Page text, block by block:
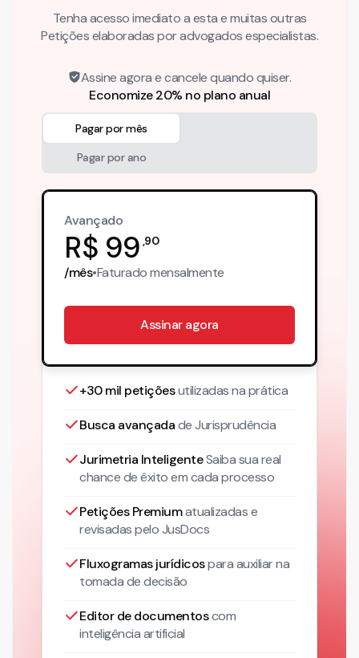
Tenha acesso imediato a esta e muitas outras
Petições elaboradas por advogados especialistas.
Assine agora e cancele quando quiser.
Economize 20% no plano anual
Pagar por mês
Pagar por ano
Avançado
R$ 99 ,90
/mês•Faturadomensalmente
Assinar agora
+30 mil petiçõesutilizadas na prática
Busca avançadade Jurisprudência
Jurimetria InteligenteSaiba sua real
chance de êxito em cada processo
Petições Premiumatualizadase
revisadas pelo JusDocs
Fluxogramas jurídicospara auxiliar na
tomada de decisão
Editor de documentoscom
inteligência artificial